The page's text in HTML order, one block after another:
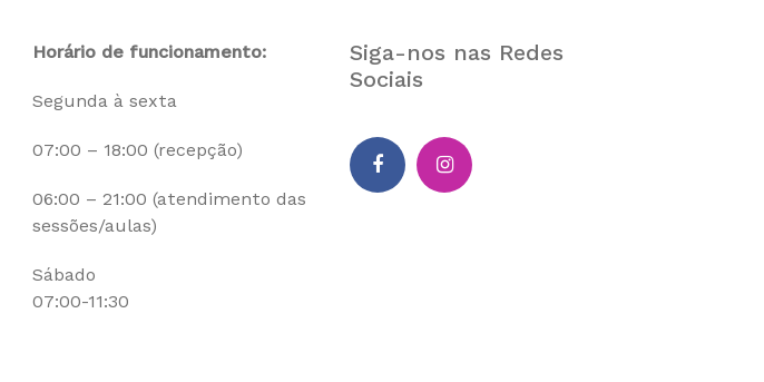
Horário de funcionamento:
Segunda à sexta
07:00 – 18:00 (recepção)
06:00 – 21:00 (atendimento das
sessões/aulas)
Sábado
07:00-11:30
Siga-nos nas Redes
Sociais